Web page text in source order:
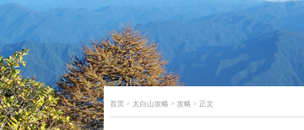
首页 > 太白山攻略 > 攻略 > 正文